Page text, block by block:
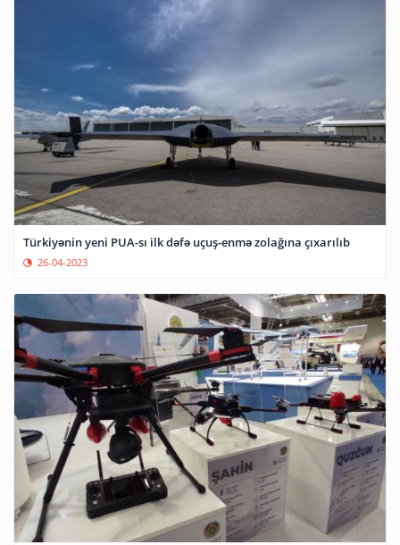
Türkiyənin yeni PUA-sı ilk dəfə uçuş-enmə zolağına çıxarılıb
26-04-2023